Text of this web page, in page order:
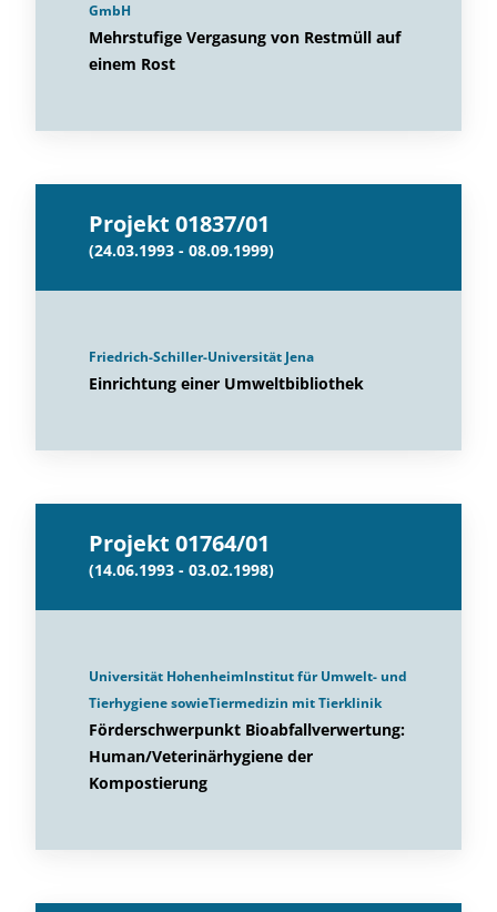
GmbH
Mehrstufige Vergasung von Restmüll auf
einem Rost
Projekt 01837/01
(24.03.1993 - 08.09.1999)
Friedrich-Schiller-Universität Jena
Einrichtung einer Umweltbibliothek
Projekt 01764/01
(14.06.1993 - 03.02.1998)
Universität HohenheimInstitut für Umwelt- und
Tierhygiene sowieTiermedizin mit Tierklinik
Förderschwerpunkt Bioabfallverwertung:
Human/Veterinärhygiene der
Kompostierung